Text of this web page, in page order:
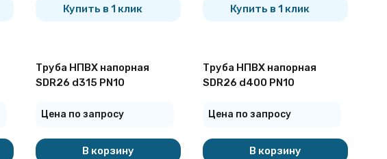
Купить в 1 клик Купить в 1 клик
Труба НПВХ напорная
SDR26 d315 PN10
Цена по запросу
В корзину
Труба НПВХ напорная
SDR26 d400 PN10
Цена по запросу
В корзину